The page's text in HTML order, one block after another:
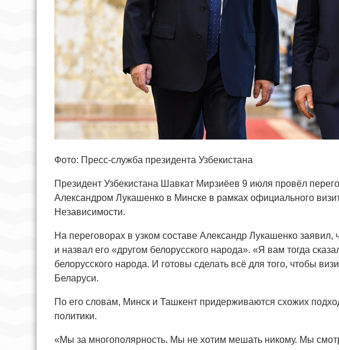
Фото: Пресс-служба президента Узбекистана
Президент Узбекистана Шавкат Мирзиёев 9 июля провёл
Александром Лукашенко в Минске в рамках официального
Независимости.
На переговорах в узком составе Александр Лукашенко
и назвал его «другом белорусского народа». «Я вам тогда
белорусского народа. И готовы сделать всё для того, чтобы
Беларуси.
По его словам, Минск и Ташкент придерживаются схожих
политики.
«Мы за многополярность. Мы не хотим мешать никому. Мы